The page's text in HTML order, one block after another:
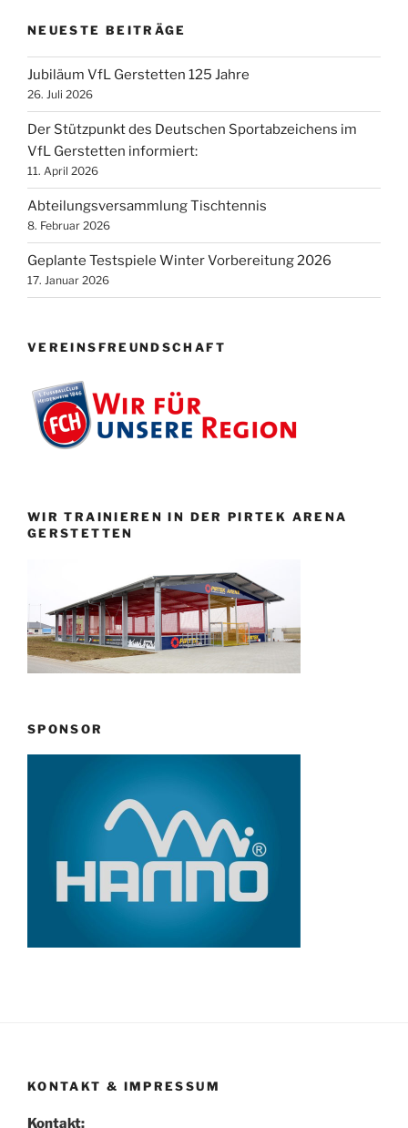
NEUESTE BEITRÄGE
Jubiläum VfL Gerstetten 125 Jahre
26. Juli 2026
Der Stützpunkt des Deutschen Sportabzeichens im
VfL Gerstetten informiert:
11. April 2026
Abteilungsversammlung Tischtennis
8. Februar 2026
Geplante Testspiele Winter Vorbereitung 2026
17. Januar 2026
VEREINSFREUNDSCHAFT
WIR TRAINIEREN IN DER PIRTEK ARENA
GERSTETTEN
SPONSOR
KONTAKT & IMPRESSUM
Kontakt: